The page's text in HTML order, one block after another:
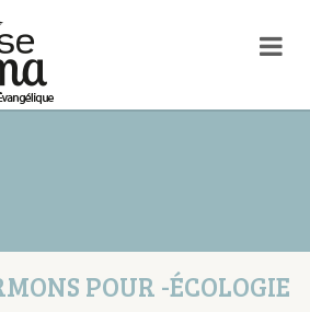
POUR -ÉCOLOGIE